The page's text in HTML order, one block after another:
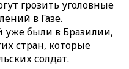
грозить уголовные
в Газе.
были в Бразилии,
стран, которые
солдат.